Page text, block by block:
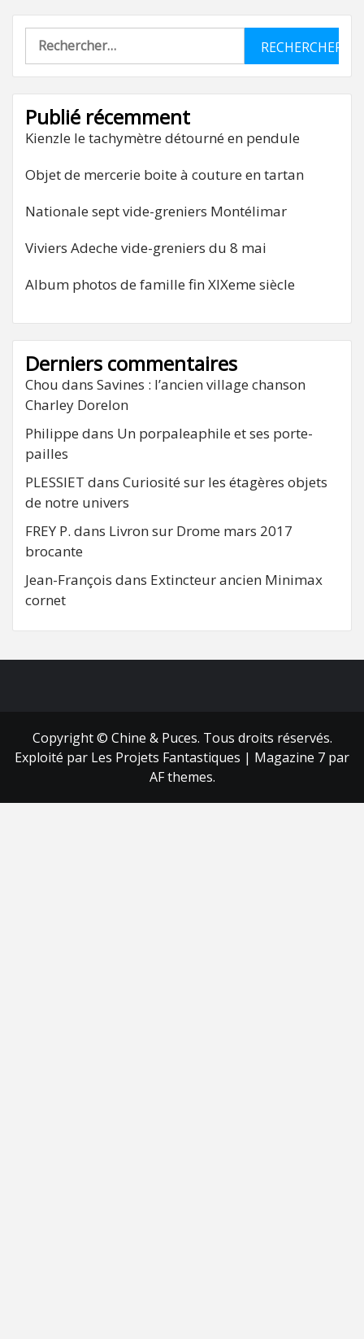
Rechercher :
Publié récemment
Kienzle le tachymètre détourné en pendule
Objet de mercerie boite à couture en tartan
Nationale sept vide-greniers Montélimar
Viviers Adeche vide-greniers du 8 mai
Album photos de famille fin XIXeme siècle
Derniers commentaires
Chou dans Savines : l’ancien village chanson
Charley Dorelon
Philippe dans Un porpaleaphile et ses porte-
pailles
PLESSIET dans Curiosité sur les étagères objets
de notre univers
FREY P. dans Livron sur Drome mars 2017
brocante
Jean-François dans Extincteur ancien Minimax
cornet
Copyright © Chine & Puces. Tous droits réservés.
Exploité par Les Projets Fantastiques | Magazine 7 par
AF themes.